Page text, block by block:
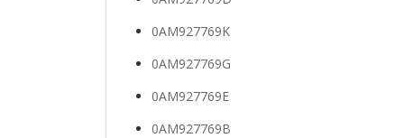
0AM927769K
0AM927769G
0AM927769E
0AM927769B